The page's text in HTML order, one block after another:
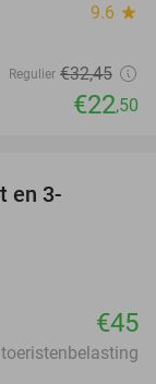
9.6 star
Regulier €32,45
€22,50
en 3-
€45